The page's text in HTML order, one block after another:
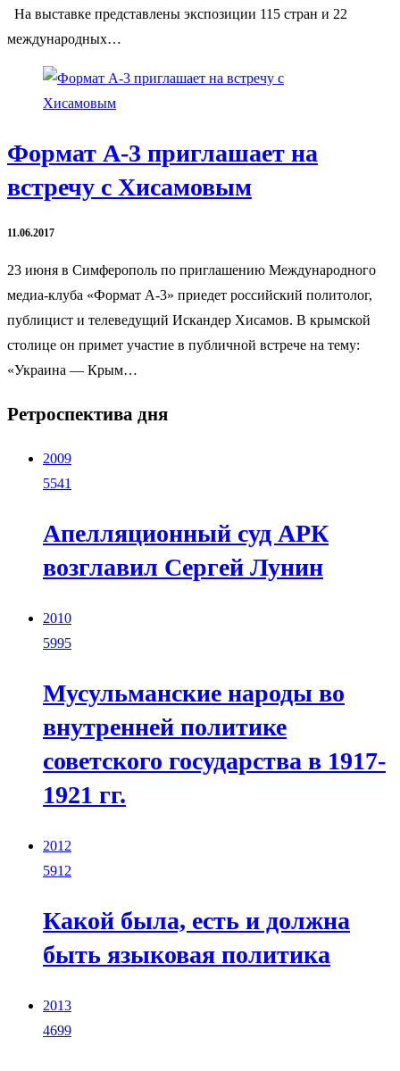
На выставке представлены экспозиции 115 стран и 22
международных…
Формат А-3 приглашает на
встречу с Хисамовым
11.06.2017
23 июня в Симферополь по приглашению Международного
медиа-клуба «Формат А-3» приедет российский политолог,
публицист и телеведущий Искандер Хисамов. В крымской
столице он примет участие в публичной встрече на тему:
«Украина — Крым…
Ретроспектива дня
2009
5541
Апелляционный суд АРК
возглавил Сергей Лунин
2010
5995
Мусульманские народы во
внутренней политике
советского государства в 1917-
1921 гг.
2012
5912
Какой была, есть и должна
быть языковая политика
2013
4699